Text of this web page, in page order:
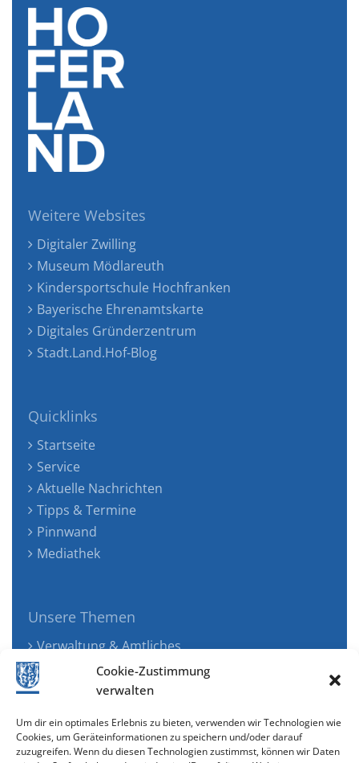
Cookie-Zustimmung
verwalten
Um dir ein optimales Erlebnis zu bieten, verwenden wir Technologien wie
Cookies, um Geräteinformationen zu speichern und/oder darauf
zuzugreifen. Wenn du diesen Technologien zustimmst, können wir Daten
Weitere Websites
Digitaler Zwilling
Museum Mödlareuth
Kindersportschule Hochfranken
Bayerische Ehrenamtskarte
Digitales Gründerzentrum
Stadt.Land.Hof-Blog
Quicklinks
Startseite
Service
Aktuelle Nachrichten
Tipps & Termine
Pinnwand
Mediathek
Unsere Themen
Verwaltung & Amtliches
Jugend, Familie & Gesundheit
Tourismus, Freizeit & Ökologie
Wirtschaft & Verkehr
Senioren & Inklusion